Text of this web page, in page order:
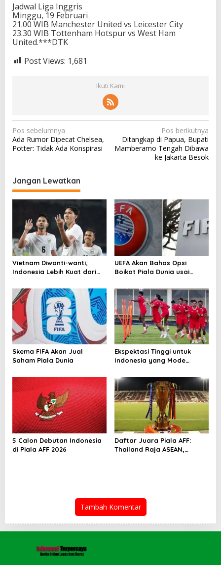
Jadwal Liga Inggris
Minggu, 19 Februari
21.00 WIB Manchester United vs Leicester City
23.30 WIB Tottenham Hotspur vs West Ham
United.***DTK
Post Views: 1,681
Ikuti Kami
N
a
g
a
p
o
s
Pos sebelumnya
Ada Rumor Dipecat Chelsea,
Potter: Tidak Ada Konspirasi
Pos berikutnya
Ditangkap di Papua, Bupati
Mamberamo Tengah Dibawa
ke Jakarta Besok
Jangan Lewatkan
Vietnam Diwanti-wanti,
Indonesia Lebih Kuat dari
UEFA Akan Bahas Opsi
Boikot Piala Dunia usai
Skema FIFA Akan Jual
Saham Piala Dunia
Ekspektasi Tinggi untuk
Indonesia yang Mode
5 Calon Debutan Indonesia
di Piala AFF 2026
Daftar Juara Piala AFF:
Thailand Raja ASEAN,
Tambah Komentar